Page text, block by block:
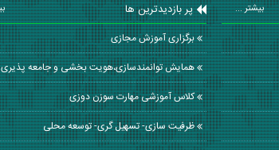
بیشتر ... پر بازدیدترین ها
برگزاری آموزش مجازی
همایش توانمندسازی،هویت بخشی و جامعه پذیری
کلاس آموزشی مهارت سوزن دوزی
ظرفیت سازی- تسهیل گری- توسعه محلی